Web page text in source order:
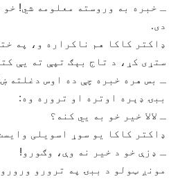
ـ خبره به وروسته معلومه شي!
دی.
ډاکتر کاکا هم ناکراره و، په
ستړی کړ، د تاج بېګ تپې ته یې
ـ بس هره خبره چې ده اوس دغلته
ببۍ ډېره اوتره او تروره وه:
ـ لالا خیر خو به یي کنه؟
ډاکتر کاکا یو سوړ اسویلی
ـ ډزې خو د خیر نه وې، وګورو!
مونږ ټولو د ببۍ په ترورو